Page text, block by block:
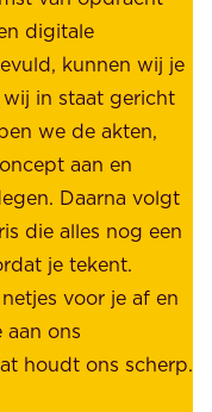
digitale
kunnen wij je
in staat gericht
we de akten,
aan en
Daarna volgt
die alles nog een
je tekent.
voor je af en
ons
houdt ons scherp.